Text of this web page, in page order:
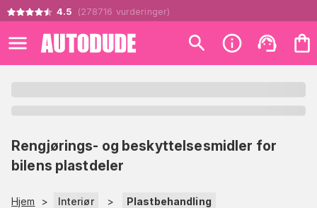
4.5 (278716 vurderinger)
Rengjørings- og beskyttelsesmidler for
bilens plastdeler
Hjem > Interiør > Plastbehandling